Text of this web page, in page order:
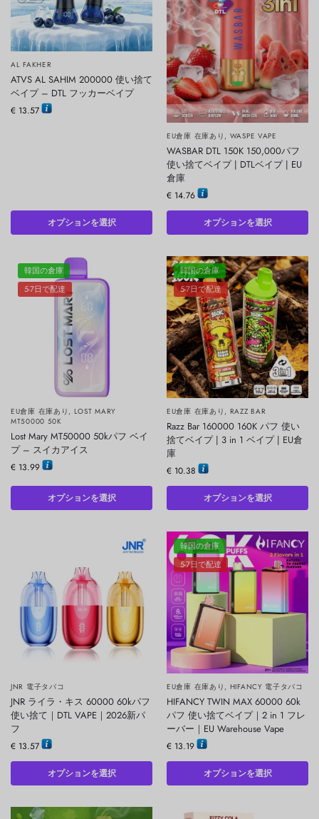
AL FAKHER
ATVS AL SAHIM 200000 使い捨て
ベイプ – DTL フッカーベイプ
€ 13.57
オプションを選択
EU倉庫 在庫あり , WASPE VAPE
WASBAR DTL 150K 150,000パフ
使い捨てベイプ | DTLベイプ | EU
倉庫
€ 14.76
オプションを選択
韓国の倉庫
5-7日で配達
EU倉庫 在庫あり , LOST MARY
MT50000 50K
Lost Mary MT50000 50kパフ ベイ
プ – スイカアイス
€ 13.99
オプションを選択
韓国の倉庫
5-7日で配達
EU倉庫 在庫あり , RAZZ BAR
Razz Bar 160000 160K パフ 使い
捨てベイプ | 3 in 1 ベイプ | EU倉
庫
€ 10.38
オプションを選択
JNR 電子タバコ
JNR ライラ・キス 60000 60kパフ
使い捨て｜DTL VAPE｜2026新パ
フ
€ 13.57
オプションを選択
韓国の倉庫
5-7日で配達
EU倉庫 在庫あり , HIFANCY 電子タバコ
HIFANCY TWIN MAX 60000 60k
パフ 使い捨てベイプ｜2 in 1 フレ
ーバー｜EU Warehouse Vape
€ 13.19
オプションを選択